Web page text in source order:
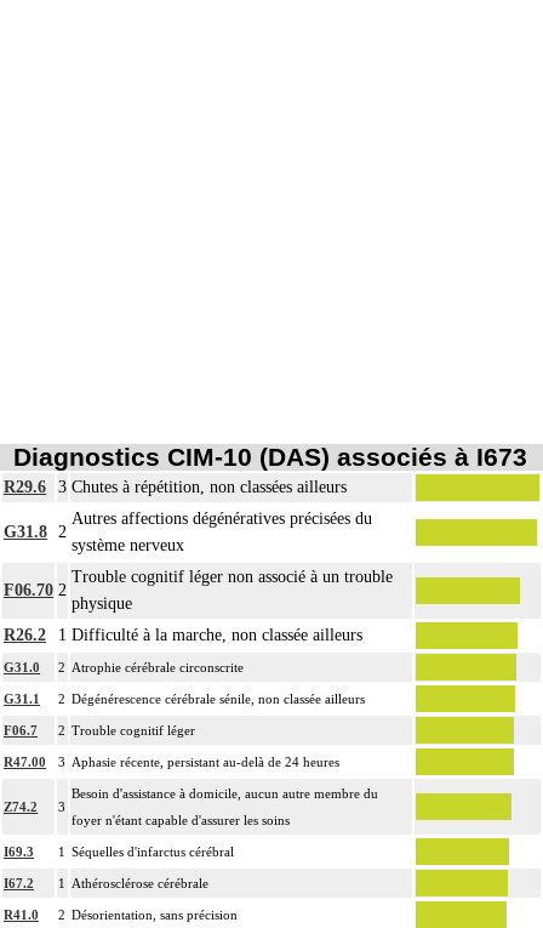
Diagnostics CIM-10 (DAS) associés à I673
R29.6 3 Chutes à répétition, non classées ailleurs
G31.8 2
Autres affections dégénératives précisées du
système nerveux
F06.70 2
Trouble cognitif léger non associé à un trouble
physique
R26.2
1 Difficulté à la marche, non classée ailleurs
G31.0 2 Atrophie cérébrale circonscrite
G31.1 2 Dégénérescence cérébrale sénile, non classée ailleurs
F06.7 2 Trouble cognitif léger
R47.00 3 Aphasie récente, persistant au-delà de 24 heures
Z74.2 3
Besoin d'assistance à domicile, aucun autre membre du
foyer n'étant capable d'assurer les soins
I69.3 1 Séquelles d'infarctus cérébral
I67.2 1 Athérosclérose cérébrale
R41.0 2 Désorientation, sans précision